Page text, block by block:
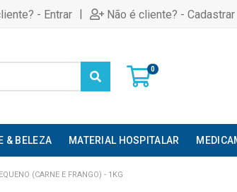
- Entrar | Não é cliente? - Cadastrar
0
& BELEZA MATERIAL HOSPITALAR
(CARNE E FRANGO) - 1KG